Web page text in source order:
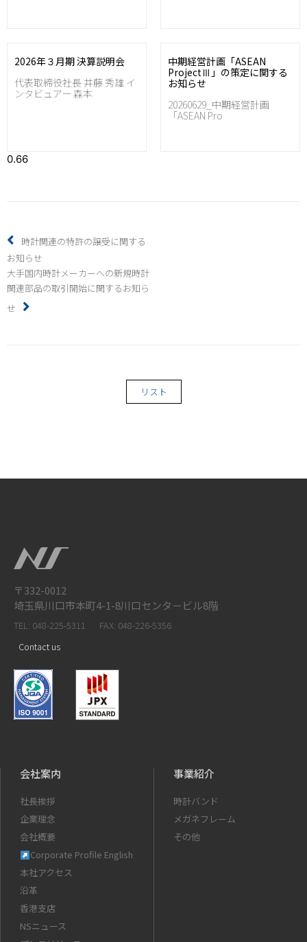
2026年３月期 決算説明会
代表取締役社長 井藤 秀雄 イ
ンタビュアー 森本
中期経営計画「ASEAN
ProjectⅢ」の策定に関する
お知らせ
20260629_中期経営計画
「ASEAN Pro
時計関連の特許の譲受に関する
お知らせ
大手国内時計メーカーへの新規時計
関連部品の取引開始に関するお知ら
せ
リスト
〒332-0012
埼玉県川口市本町4-1-8川口センタ－ビル8階
TEL: 048-225-5311
FAX: 048-226-5356
Contact us
会社案内
社長挨拶
企業理念
会社概要
Corporate Profile English
本社アクセス
沿革
香港支店
NSニュース
事業紹介
時計バンド
メガネフレーム
その他